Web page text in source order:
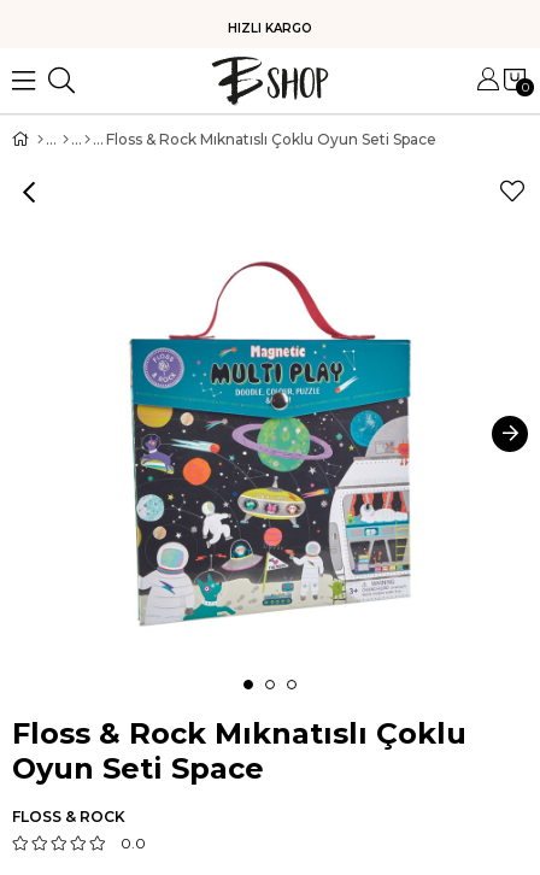
KOLAY İADE
0
Floss & Rock Mıknatıslı Çoklu Oyun Seti Space
Floss & Rock Mıknatıslı Çoklu
Oyun Seti Space
FLOSS & ROCK
0.0